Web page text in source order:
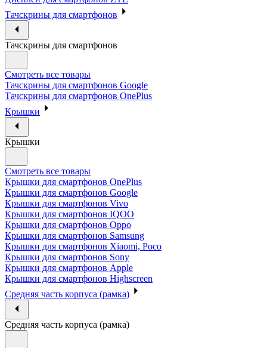
Тачскрины для смартфонов
Тачскрины для смартфонов
Смотреть все товары
Тачскрины для смартфонов Google
Тачскрины для смартфонов OnePlus
Крышки
Крышки
Смотреть все товары
Крышки для смартфонов OnePlus
Крышки для смартфонов Google
Крышки для смартфонов Vivo
Крышки для смартфонов IQOO
Крышки для смартфонов Oppo
Крышки для смартфонов Samsung
Крышки для смартфонов Xiaomi, Poco
Крышки для смартфонов Sony
Крышки для смартфонов Apple
Крышки для смартфонов Highscreen
Средняя часть корпуса (рамка)
Средняя часть корпуса (рамка)